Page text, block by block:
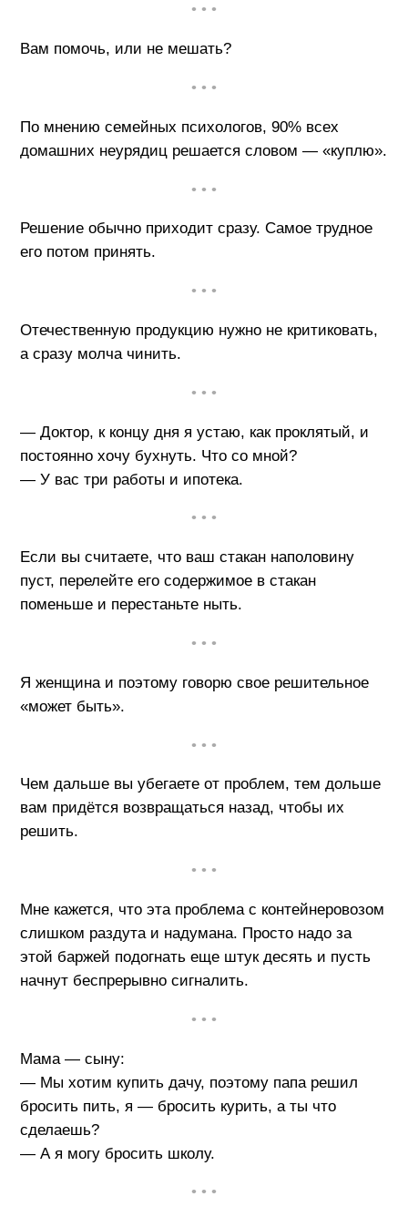
• • •
Вам помочь, или не мешать?
• • •
По мнению семейных психологов, 90% всех
домашних неурядиц решается словом — «куплю».
• • •
Решение обычно приходит сразу. Самое трудное
его потом принять.
• • •
Отечественную продукцию нужно не критиковать,
а сразу молча чинить.
• • •
— Доктор, к концу дня я устаю, как проклятый, и
постоянно хочу бухнуть. Что со мной?
— У вас три работы и ипотека.
• • •
Если вы считаете, что ваш стакан наполовину
пуст, перелейте его содержимое в стакан
поменьше и перестаньте ныть.
• • •
Я женщина и поэтому говорю свое решительное
«может быть».
• • •
Чем дальше вы убегаете от проблем, тем дольше
вам придётся возвращаться назад, чтобы их
решить.
• • •
Мне кажется, что эта проблема с контейнеровозом
слишком раздута и надумана. Просто надо за
этой баржей подогнать еще штук десять и пусть
начнут беспрерывно сигналить.
• • •
Мама — сыну:
— Мы хотим купить дачу, поэтому папа решил
бросить пить, я — бросить курить, а ты что
сделаешь?
— А я могу бросить школу.
• • •